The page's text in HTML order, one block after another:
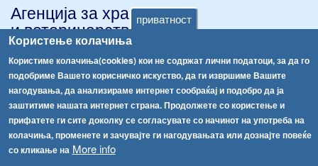
приватност
Користење колачиња
Користиме колачиња(cookies) кои не содржат лични податоци, за да го
подобриме Вашето корисничко искуство, да ги извршиме Вашите
нагодувања, да анализираме интернет сообраќај и подобро да ја
заштитиме нашата интернет страна. Продолжете со користење и
прифатете ги сите доколку се согласувате со начинот на употреба на
колачиња, променете и зачувајте ги нагодувањата или дознајте повеќе
со кликање на More info
Агенција за храна
и ветеринарство
1000 Скопје, Северна Македонија
ТЕЛ:+389 2 2457 895
ТЕЛ:+389 2 2457 873
Факс:+389 2 2457 893
Факс:+389 2 2457 871
info@fva.gov.mk